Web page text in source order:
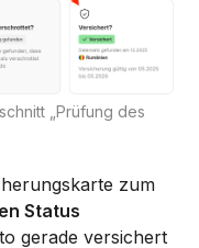
„Prüfung des
zum
Status
gerade versichert